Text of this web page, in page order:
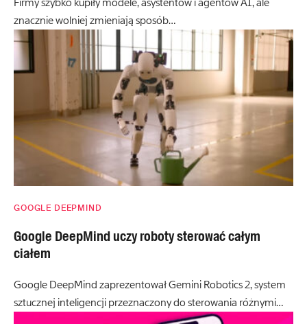
znacznie wolniej zmieniają sposób…
GOOGLE DEEPMIND
Google DeepMind uczy roboty sterować całym
ciałem
Google DeepMind zaprezentował Gemini Robotics 2, system
sztucznej inteligencji przeznaczony do sterowania różnymi…